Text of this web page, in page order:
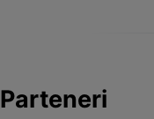
Parteneri